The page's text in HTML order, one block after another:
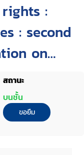
:
: second
on
1996
สถานะ
บนชั้น
ขอยืม